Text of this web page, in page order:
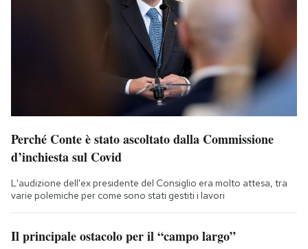
Perché Conte è stato ascoltato dalla Commissione
d’inchiesta sul Covid
L'audizione dell'ex presidente del Consiglio era molto attesa, tra
varie polemiche per come sono stati gestiti i lavori
Il principale ostacolo per il “campo largo”